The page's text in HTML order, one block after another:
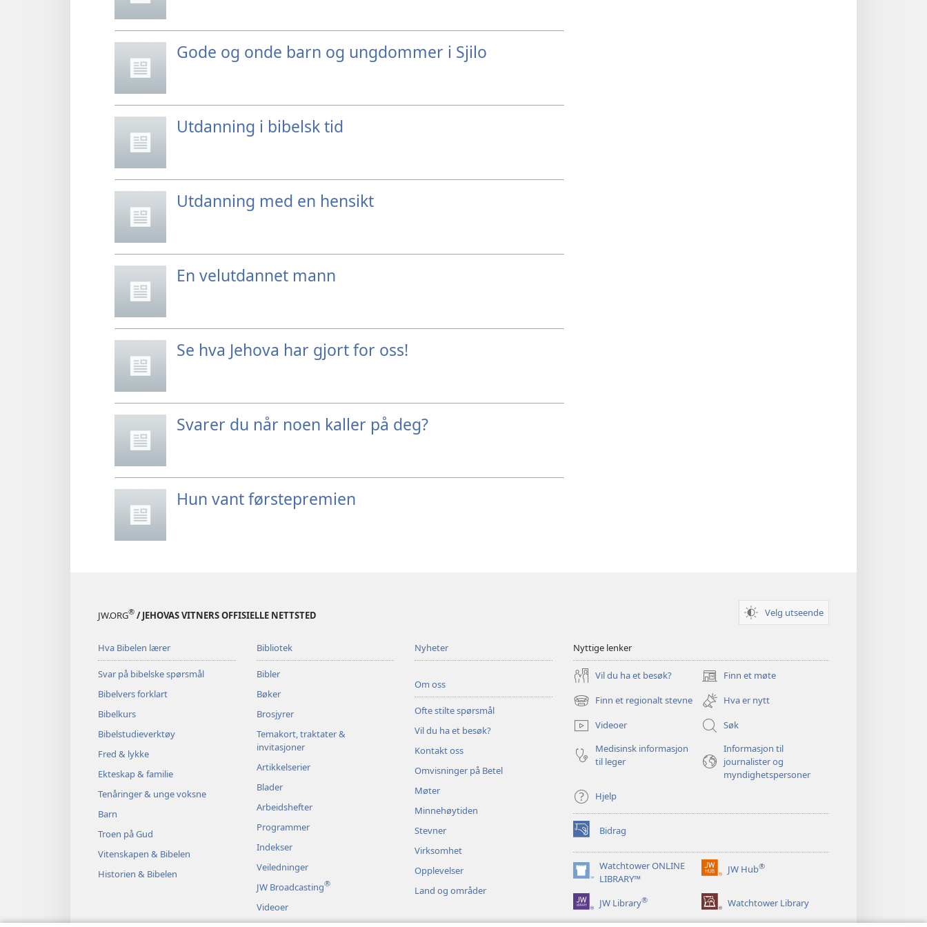
Gode og onde barn og ungdommer i Sjilo
Utdanning i bibelsk tid
Utdanning med en hensikt
En velutdannet mann
Se hva Jehova har gjort for oss!
Svarer du når noen kaller på deg?
Hun vant førstepremien
JW.ORG® / JEHOVAS VITNERS OFFISIELLE NETTSTED Velg utseende
Hva Bibelen lærer
Svar på bibelske spørsmål
Bibelvers forklart
Bibelkurs
Bibelstudieverktøy
Fred & lykke
Ekteskap & familie
Tenåringer & unge voksne
Barn
Troen på Gud
Vitenskapen & Bibelen
Historien & Bibelen
Bibliotek
Bibler
Bøker
Brosjyrer
Temakort, traktater &
invitasjoner
Artikkelserier
Blader
Arbeidshefter
Programmer
Indekser
Veiledninger
JW Broadcasting®
Videoer
Nyheter
Om oss
Ofte stilte spørsmål
Vil du ha et besøk?
Kontakt oss
Omvisninger på Betel
Møter
Minnehøytiden
Stevner
Virksomhet
Opplevelser
Land og områder
Nyttige lenker
Vil du ha et besøk? Finn et møte
(åpner
nytt
vindu)
Finn et regionalt stevne
(åpner
nytt
vindu)
Hva er nytt
Videoer
Søk
Medisinsk informasjon
til leger
Informasjon til
journalister og
myndighetspersoner
Hjelp
Bidrag
(åpner
nytt
vindu) Watchtower ONLINE
LIBRARY™
(åpner
nytt
vindu)
JW Hub®
(åpner
vindu)
JW Library® Watchtower Library